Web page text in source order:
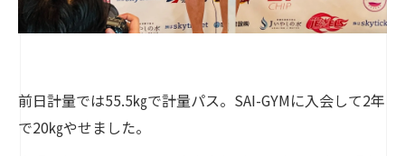
前日計量では55.5㎏で計量パス。SAI-GYMに入会して2年
で20㎏やせました。